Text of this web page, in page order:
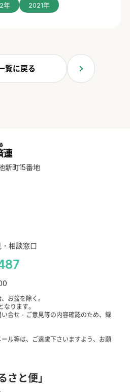
年 2021年
覧に戻る
新町15番地
相談窓口
お盆を除く。
ります。
合せ・ご意見等の内容確認のため、録
ル等は、ご遠慮下さいますよう、お願
さと便」